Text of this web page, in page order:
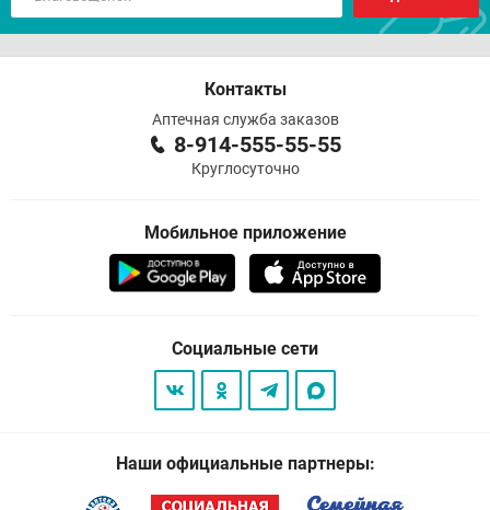
Контакты
Аптечная служба заказов
8-914-555-55-55
Круглосуточно
Мобильное приложение
Социальные сети
Наши официальные партнеры: